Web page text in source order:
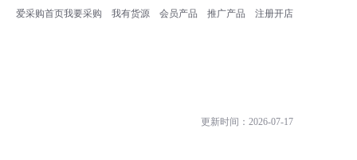
爱采购首页我要采购 我有货源 会员产品 推广产品 注册开店
更新时间：2026-07-17